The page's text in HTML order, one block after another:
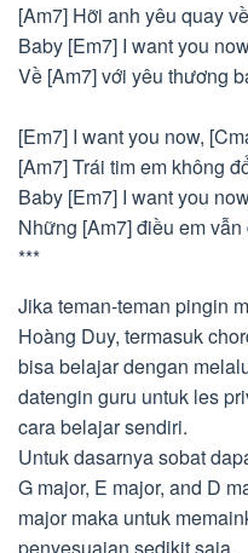
[Am7] Hỡi anh yêu quay
Baby [Em7] I want you
Về [Am7] với yêu thương
[Em7] I want you now,
[Am7] Trái tim em không
Baby [Em7] I want you
Những [Am7] điều em vẫn
***
Jika teman-teman pingin
Hoàng Duy, termasuk
bisa belajar dengan
datengin guru untuk les
cara belajar sendiri.
Untuk dasarnya sobat
G major, E major, and D
major maka untuk